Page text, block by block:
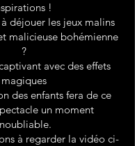
!
déjouer les jeux malins
malicieuse bohémienne
?
avec des effets
magiques
des enfants fera de ce
un moment
à regarder la vidéo ci-